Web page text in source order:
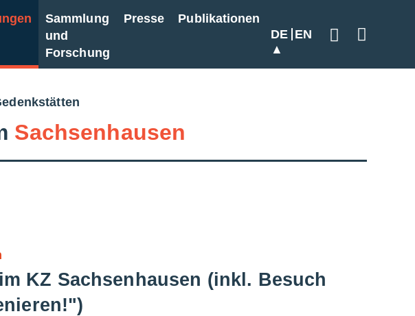
Sammlung
und
Forschung
Presse
Publikationen
DE EN
Sachsenhausen
KZ Sachsenhausen (inkl. Besuch